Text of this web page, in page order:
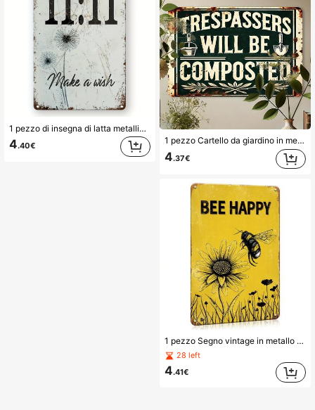
1 pezzo di insegna di latta metallica vintage, insegna decorativa da parete, insegna sospesa, insegna ispirazionale, targa decorativa d\"arte da appendere in parete/camera da letto/casa/sala da pranzo/bar/negozio di caffè/porta/garage 8*12 pollici
4.40€
1 pezzo Cartello da giardino in metallo stile vintage country - "I trasgressori saranno trasformati in compost" con motivo di attrezzi da giardinaggio, 20,32x30,48cm, adatto per decorazione da giardino, con fori pre-perforati come mostrato nella tabella delle dimensioni
4.37€
1 pezzo Segno vintage in metallo "Bee Happy", Decorazione da parete rustica con bombo da 8*12 pollici, Perfetto per gli appassionati di api, primavera e estate, riunioni di famiglia, caffè, panetteria, decorazione per la casa, regalo a tema api
28 left
4.41€